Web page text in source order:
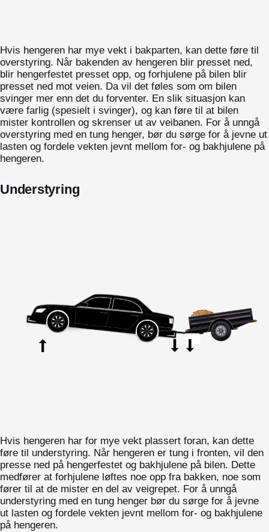
Hvis hengeren har mye vekt i bakparten, kan dette føre til
overstyring. Når bakenden av hengeren blir presset ned,
blir hengerfestet presset opp, og forhjulene på bilen blir
presset ned mot veien. Da vil det føles som om bilen
svinger mer enn det du forventer. En slik situasjon kan
være farlig (spesielt i svinger), og kan føre til at bilen
mister kontrollen og skrenser ut av veibanen. For å unngå
overstyring med en tung henger, bør du sørge for å jevne ut
lasten og fordele vekten jevnt mellom for- og bakhjulene på
hengeren.
Understyring
Hvis hengeren har for mye vekt plassert foran, kan dette
føre til understyring. Når hengeren er tung i fronten, vil den
presse ned på hengerfestet og bakhjulene på bilen. Dette
medfører at forhjulene løftes noe opp fra bakken, noe som
fører til at de mister en del av veigrepet. For å unngå
understyring med en tung henger bør du sørge for å jevne
ut lasten og fordele vekten jevnt mellom for- og bakhjulene
på hengeren.